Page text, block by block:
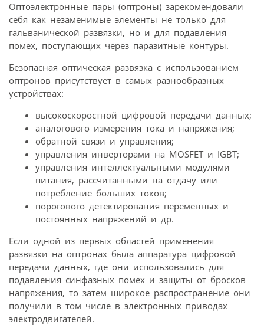
Оптоэлектронные пары (оптроны) зарекомендовали
себя как незаменимые элементы не только для
гальванической развязки, но и для подавления
помех, поступающих через паразитные контуры.
Безопасная оптическая развязка с использованием
оптронов присутствует в самых разнообразных
устройствах:
высокоскоростной цифровой передачи данных;
аналогового измерения тока и напряжения;
обратной связи и управления;
управления инверторами на MOSFET и IGBT;
управления интеллектуальными модулями
питания, рассчитанными на отдачу или
потребление больших токов;
порогового детектирования переменных и
постоянных напряжений и др.
Если одной из первых областей применения
развязки на оптронах была аппаратура цифровой
передачи данных, где они использовались для
подавления синфазных помех и защиты от бросков
напряжения, то затем широкое распространение они
получили в том числе в электронных приводах
электродвигателей.